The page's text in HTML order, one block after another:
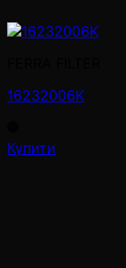
16232006K
Купити